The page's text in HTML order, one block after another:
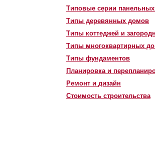
Типовые серии
Типы деревянных домов
Типы коттеджей и
Типы многоквартирных
Типы фундаментов
Планировка и
Ремонт и дизайн
Стоимость строительства